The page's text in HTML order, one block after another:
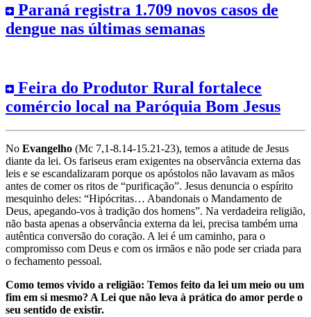
Paraná registra 1.709 novos casos de
dengue nas últimas semanas
Feira do Produtor Rural fortalece
comércio local na Paróquia Bom Jesus
No Evangelho (Mc 7,1-8.14-15.21-23), temos a atitude de Jesus
diante da lei. Os fariseus eram exigentes na observância externa das
leis e se escandalizaram porque os apóstolos não lavavam as mãos
antes de comer os ritos de “purificação”. Jesus denuncia o espírito
mesquinho deles: “Hipócritas… Abandonais o Mandamento de
Deus, apegando-vos à tradição dos homens”. Na verdadeira religião,
não basta apenas a observância externa da lei, precisa também uma
autêntica conversão do coração. A lei é um caminho, para o
compromisso com Deus e com os irmãos e não pode ser criada para
o fechamento pessoal.
Como temos vivido a religião: Temos feito da lei um meio ou um
fim em si mesmo? A Lei que não leva à prática do amor perde o
seu sentido de existir.